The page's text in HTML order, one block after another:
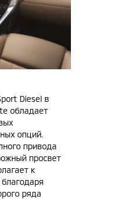
Diesel в
обладает
опций.
привода
просвет
к
ряда